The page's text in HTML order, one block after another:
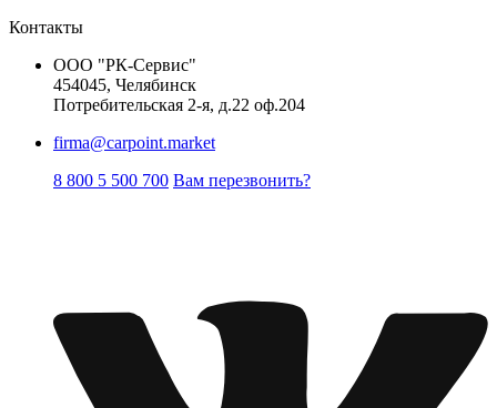
Контакты
ООО "РК-Сервис"
454045, Челябинск
Потребительская 2-я, д.22 оф.204
firma@carpoint.market
8 800 5 500 700 Вам перезвонить?